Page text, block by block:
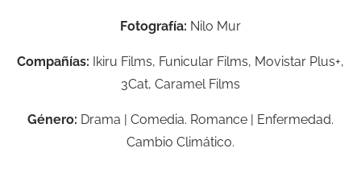
Fotografía: Nilo Mur
Compañías: Ikiru Films, Funicular Films, Movistar Plus+,
3Cat, Caramel Films
Género: Drama | Comedia. Romance | Enfermedad.
Cambio Climático.